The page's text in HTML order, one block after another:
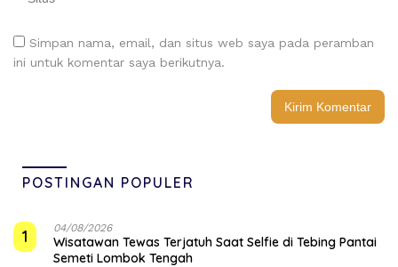
Simpan nama, email, dan situs web saya pada peramban
ini untuk komentar saya berikutnya.
POSTINGAN POPULER
1 04/08/2026
Wisatawan Tewas Terjatuh Saat Selfie di Tebing Pantai
Semeti Lombok Tengah